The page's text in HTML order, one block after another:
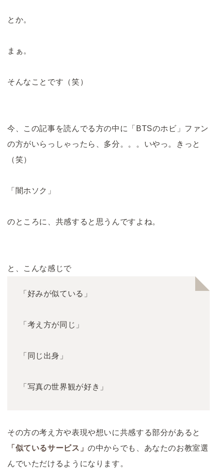
とか。
まぁ。
そんなことです（笑）
今、この記事を読んでる方の中に「BTSのホビ」ファン
の方がいらっしゃったら、多分。。。いやっ。きっと
（笑）
「闇ホソク」
のところに、共感すると思うんですよね。
と、こんな感じで
「好みが似ている」
「考え方が同じ」
「同じ出身」
「写真の世界観が好き」
その方の考え方や表現や想いに共感する部分があると
「似ているサービス」の中からでも、あなたのお教室選
んでいただけるようになります。